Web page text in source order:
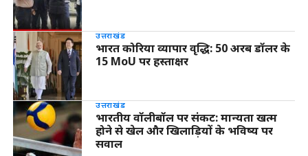
उत्तराखंड
भारत कोरिया व्यापार वृद्धि: 50 अरब डॉलर के
15 MoU पर हस्ताक्षर
उत्तराखंड
भारतीय वॉलीबॉल पर संकट: मान्यता खत्म
होने से खेल और खिलाड़ियों के भविष्य पर
सवाल